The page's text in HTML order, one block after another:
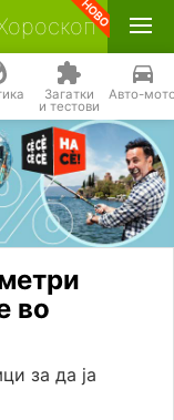
Загатки
и тестови
Авто-
во
за да ја